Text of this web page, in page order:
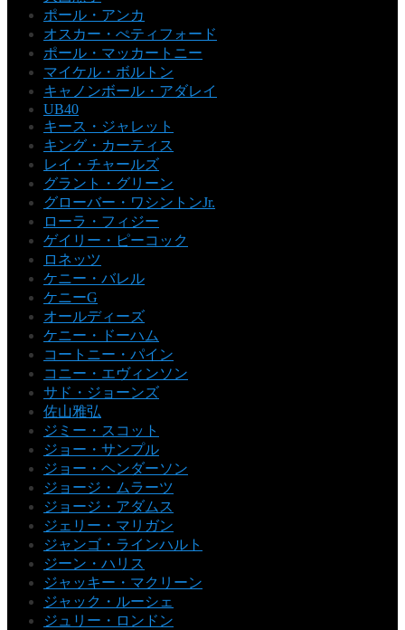
ポール・アンカ
オスカー・ぺティフォード
ポール・マッカートニー
マイケル・ボルトン
キャノンボール・アダレイ
UB40
キース・ジャレット
キング・カーティス
レイ・チャールズ
グラント・グリーン
グローバー・ワシントンJr.
ローラ・フィジー
ゲイリー・ピーコック
ロネッツ
ケニー・バレル
ケニーG
オールディーズ
ケニー・ドーハム
コートニー・パイン
コニー・エヴィンソン
サド・ジョーンズ
佐山雅弘
ジミー・スコット
ジョー・サンプル
ジョー・ヘンダーソン
ジョージ・ムラーツ
ジョージ・アダムス
ジェリー・マリガン
ジャンゴ・ラインハルト
ジーン・ハリス
ジャッキー・マクリーン
ジャック・ルーシェ
ジュリー・ロンドン